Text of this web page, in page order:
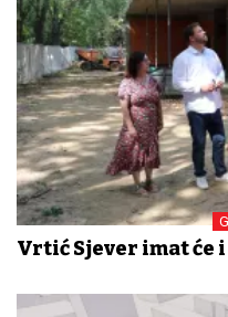
Vrtić Sjever imat